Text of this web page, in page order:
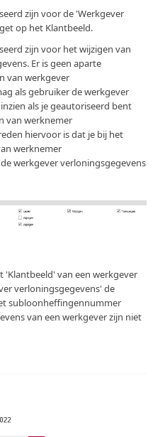
zijn voor de 'Werkgever
op het Klantbeeld.
zijn voor het wijzigen van
Er is geen aparte
van werkgever
als gebruiker de werkgever
als je geautoriseerd bent
van werknemer
hiervoor is dat je bij het
werknemer
werkgever verloningsgegevens
'Klantbeeld' van een werkgever
verloningsgegevens' de
subloonheffingennummer
van een werkgever zijn niet